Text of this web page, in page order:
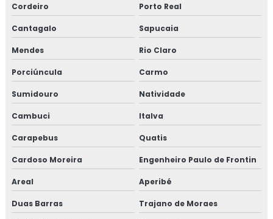
Consultoria em migração da norma GMP+ 2020
Consultoria em migração para versão 6.0 da norma FSSC
22000
Consultoria na norma FSSC 22000
Consultoria em plano gerenciamento de resíduos sólidos
Consultoria em política da qualidade
auditoria
Cordeiro Porto Real
Cantagalo Sapucaia
Mendes Rio Claro
Porciúncula Carmo
Sumidouro Natividade
Cambuci Italva
Carapebus Quatis
Cardoso Moreira Engenheiro Paulo de Frontin
Areal Aperibé
Duas Barras Trajano de Moraes